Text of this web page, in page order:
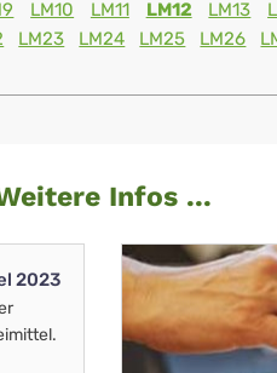
LM10 LM11 LM12 LM13
LM23 LM24 LM25 LM26
Infos ...
2023